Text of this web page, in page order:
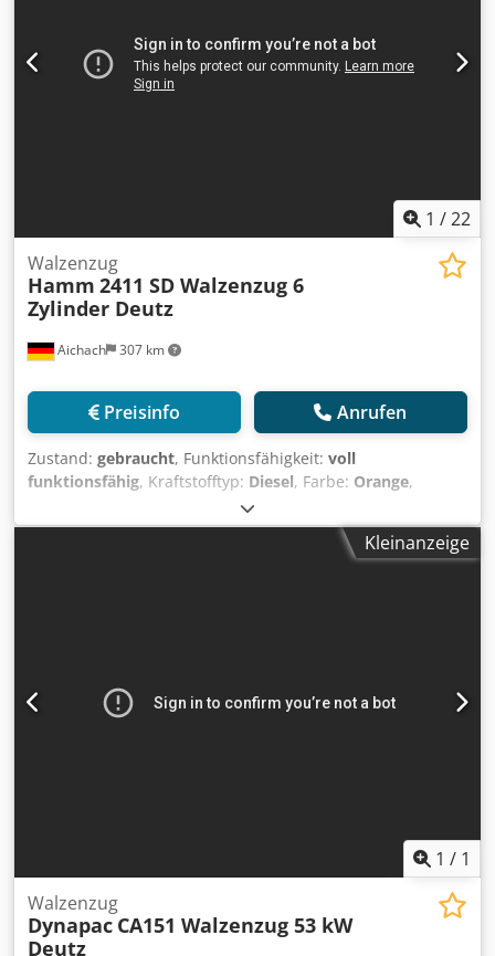
Whats App Alle Angaben ohne Gewähr und Garantie,
Irrtümer und Zwischenverkauf vorbehalten.
1 /22
Aichach 307 km
Walzenzug
Hamm 2411 SD Walzenzug 6
Zylinder Deutz
Preisinfo Anrufen
Zustand: gebraucht, Funktionsfähigkeit: voll
funktionsfähig, Kraftstofftyp: Diesel, Farbe: Orange,
, Baujahr:
Betriebsstunden:5.000 h, Ausstattung:Kabine, Hamm
2411 SD Walzenzug Baujahr 1987 5.000 h Crjdezaqmtepfx
Kleinanzeige
1 / 1
Walzenzug
Dynapac CA151 Walzenzug 53 kW
Deutz